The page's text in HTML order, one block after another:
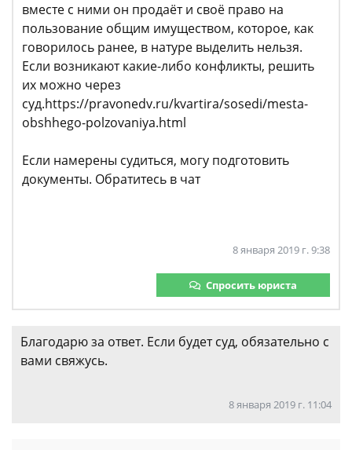
вместе с ними он продаёт и своё право на
пользование общим имуществом, которое, как
говорилось ранее, в натуре выделить нельзя.
Если возникают какие-либо конфликты, решить
их можно через
суд.https://pravonedv.ru/kvartira/sosedi/mesta-
obshhego-polzovaniya.html
Если намерены судиться, могу подготовить
документы. Обратитесь в чат
8 января 2019 г. 9:38
Спросить юриста
Благодарю за ответ. Если будет суд, обязательно с
вами свяжусь.
8 января 2019 г. 11:04